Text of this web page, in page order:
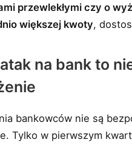
przewlekłymi czy o
większej kwoty,
na bank to
bankowców nie są
Tylko w pierwszym